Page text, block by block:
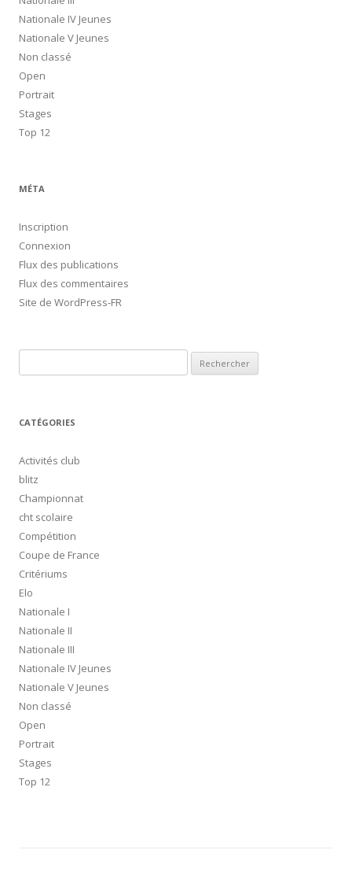
Nationale IV Jeunes
Nationale V Jeunes
Non classé
Open
Portrait
Stages
Top 12
MÉTA
Inscription
Connexion
Flux des publications
Flux des commentaires
Site de WordPress-FR
CATÉGORIES
Activités club
blitz
Championnat
cht scolaire
Compétition
Coupe de France
Critériums
Elo
Nationale I
Nationale II
Nationale III
Nationale IV Jeunes
Nationale V Jeunes
Non classé
Open
Portrait
Stages
Top 12